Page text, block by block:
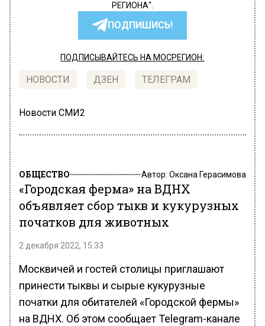
РЕГИОНА".
ПОДПИШИСЬ!
ПОДПИСЫВАЙТЕСЬ НА МОСРЕГИОН:
НОВОСТИ ДЗЕН ТЕЛЕГРАМ
Новости СМИ2
ОБЩЕСТВО Автор: Оксана Герасимова
«Городская ферма» на ВДНХ
объявляет сбор тыкв и кукурузных
початков для животных
2 декабря 2022, 15:33
Москвичей и гостей столицы приглашают
принести тыквы и сырые кукурузные
початки для обитателей «Городской фермы»
на ВДНХ. Об этом сообщает Telegram-канале